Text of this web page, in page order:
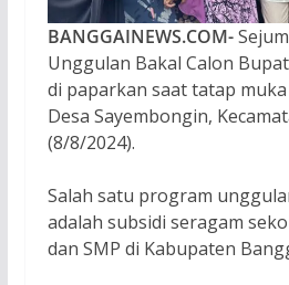
BANGGAINEWS.COM-
Unggulan Bakal Calon
di paparkan saat tatap
Desa Sayembongin,
(8/8/2024).
Salah satu program
adalah subsidi seragam
dan SMP di Kabupaten